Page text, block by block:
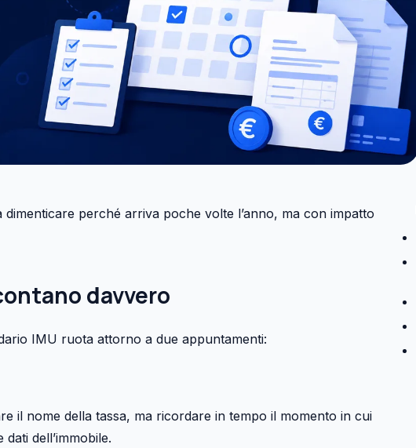
dimenticare perché arriva poche volte l’anno, ma con impatto
davvero
IMU ruota attorno a due appuntamenti:
il nome della tassa, ma ricordare in tempo il momento in cui
dell’immobile.